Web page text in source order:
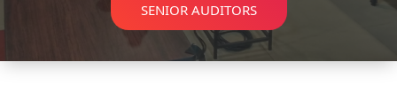
SENIOR AUDITORS